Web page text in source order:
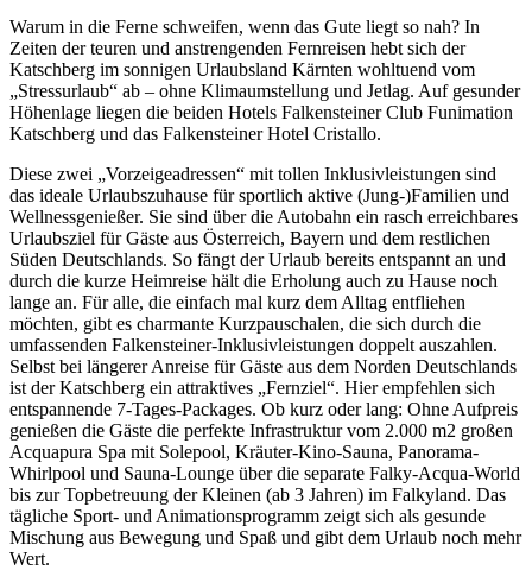
Warum in die Ferne schweifen, wenn das Gute liegt so nah? In
Zeiten der teuren und anstrengenden Fernreisen hebt sich der
Katschberg im sonnigen Urlaubsland Kärnten wohltuend vom
„Stressurlaub“ ab – ohne Klimaumstellung und Jetlag. Auf gesunder
Höhenlage liegen die beiden Hotels Falkensteiner Club Funimation
Katschberg und das Falkensteiner Hotel Cristallo.
Diese zwei „Vorzeigeadressen“ mit tollen Inklusivleistungen sind
das ideale Urlaubszuhause für sportlich aktive (Jung-)Familien und
Wellnessgenießer. Sie sind über die Autobahn ein rasch erreichbares
Urlaubsziel für Gäste aus Österreich, Bayern und dem restlichen
Süden Deutschlands. So fängt der Urlaub bereits entspannt an und
durch die kurze Heimreise hält die Erholung auch zu Hause noch
lange an. Für alle, die einfach mal kurz dem Alltag entfliehen
möchten, gibt es charmante Kurzpauschalen, die sich durch die
umfassenden Falkensteiner-Inklusivleistungen doppelt auszahlen.
Selbst bei längerer Anreise für Gäste aus dem Norden Deutschlands
ist der Katschberg ein attraktives „Fernziel“. Hier empfehlen sich
entspannende 7-Tages-Packages. Ob kurz oder lang: Ohne Aufpreis
genießen die Gäste die perfekte Infrastruktur vom 2.000 m2 großen
Acquapura Spa mit Solepool, Kräuter-Kino-Sauna, Panorama-
Whirlpool und Sauna-Lounge über die separate Falky-Acqua-World
bis zur Topbetreuung der Kleinen (ab 3 Jahren) im Falkyland. Das
tägliche Sport- und Animationsprogramm zeigt sich als gesunde
Mischung aus Bewegung und Spaß und gibt dem Urlaub noch mehr
Wert.